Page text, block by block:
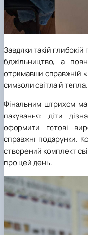
Завдяки такій
бджільництво, а
отримавши справжній
символи світла й тепла.
Фінальним штрихом
пакування: діти
оформити готові
справжні подарунки.
створений комплект
про цей день.